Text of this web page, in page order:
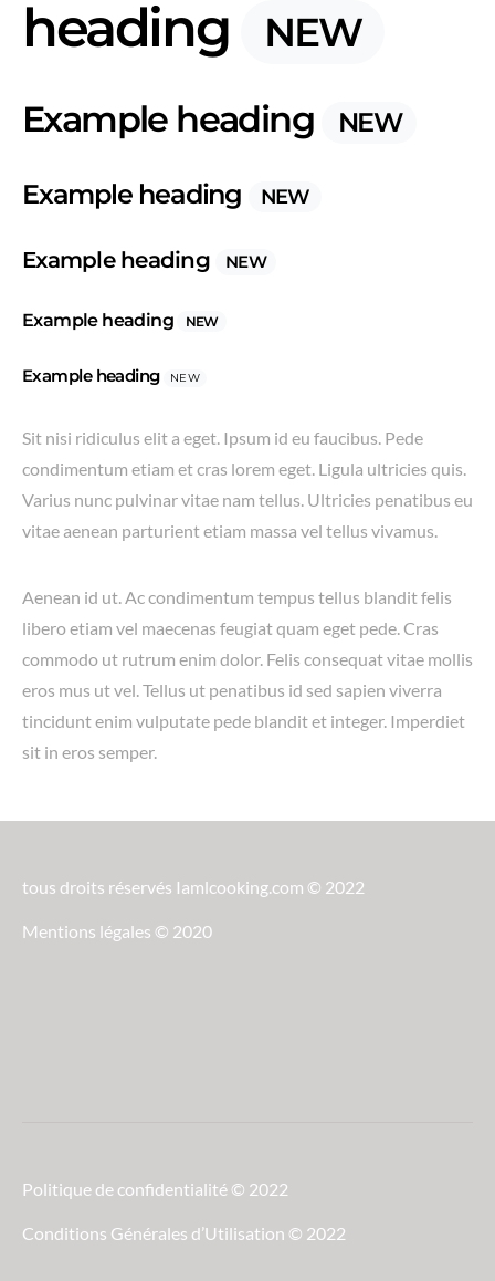
heading
NEW
Example heading NEW
Example heading NEW
Example heading NEW
Example heading NEW
Example heading NEW
Sit nisi ridiculus elit a eget. Ipsum id eu faucibus. Pede
condimentum etiam et cras lorem eget. Ligula ultricies quis.
Varius nunc pulvinar vitae nam tellus. Ultricies penatibus eu
vitae aenean parturient etiam massa vel tellus vivamus.
Aenean id ut. Ac condimentum tempus tellus blandit felis
libero etiam vel maecenas feugiat quam eget pede. Cras
commodo ut rutrum enim dolor. Felis consequat vitae mollis
eros mus ut vel. Tellus ut penatibus id sed sapien viverra
tincidunt enim vulputate pede blandit et integer. Imperdiet
sit in eros semper.
tous droits réservés Iamlcooking.com © 2022
Mentions légales © 2020
Politique de confidentialité © 2022
Conditions Générales d’Utilisation © 2022